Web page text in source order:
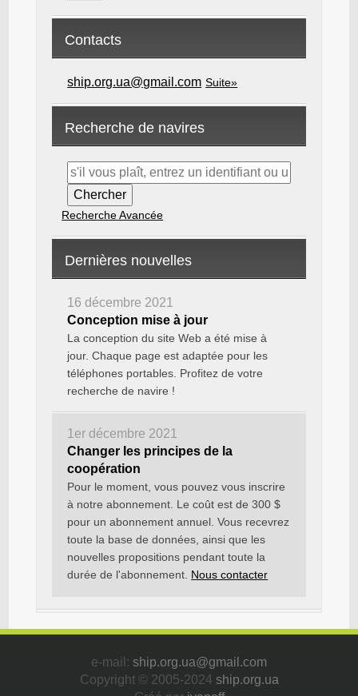
Contacts
ship.org.ua@gmail.com Suite»
Recherche de navires
Recherche Avancée
Dernières nouvelles
16 décembre 2021
Conception mise à jour
La conception du site Web a été mise à
jour. Chaque page est adaptée pour les
téléphones portables. Profitez de votre
recherche de navire !
1er décembre 2021
Changer les principes de la
coopération
Pour le moment, vous pouvez vous inscrire
à notre abonnement. Le coût est de 300 $
pour un abonnement annuel. Vous recevrez
toute la base de données, ainsi que les
nouvelles propositions pendant toute la
durée de l'abonnement. Nous contacter
e-mail: ship.org.ua@gmail.com
Copyright © 2005-2024 ship.org.ua